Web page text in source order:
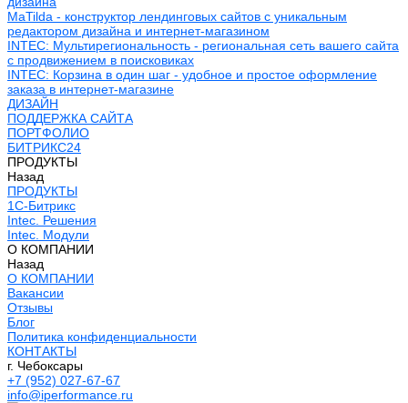
MaTilda - конструктор лендинговых сайтов с уникальным
редактором дизайна и интернет-магазином
INTEC: Мультирегиональность - региональная сеть вашего сайта
с продвижением в поисковиках
INTEC: Корзина в один шаг - удобное и простое оформление
заказа в интернет-магазине
ДИЗАЙН
ПОДДЕРЖКА САЙТА
ПОРТФОЛИО
БИТРИКС24
ПРОДУКТЫ
Назад
ПРОДУКТЫ
1С-Битрикс
Intec. Решения
Intec. Модули
О КОМПАНИИ
Назад
О КОМПАНИИ
Вакансии
Отзывы
Блог
Политика конфиденциальности
КОНТАКТЫ
г. Чебоксары
+7 (952) 027-67-67
info@iperformance.ru